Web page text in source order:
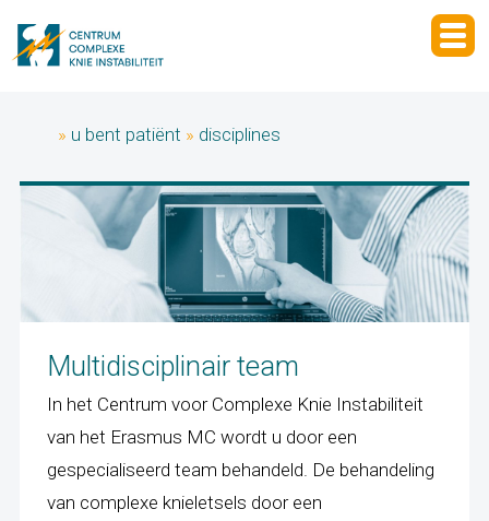
» u bent patiënt » disciplines
Multidisciplinair team
In het Centrum voor Complexe Knie Instabiliteit
van het Erasmus MC wordt u door een
gespecialiseerd team behandeld. De behandeling
van complexe knieletsels door een